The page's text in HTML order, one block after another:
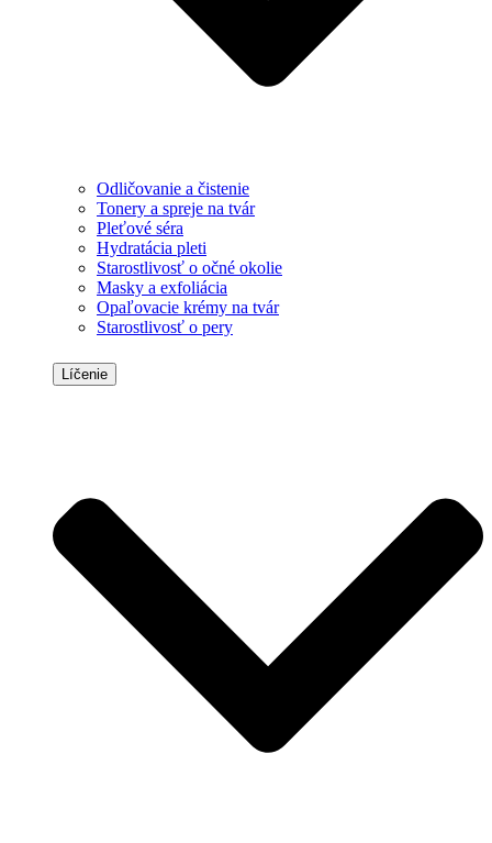
Odličovanie a čistenie
Tonery a spreje na tvár
Pleťové séra
Hydratácia pleti
Starostlivosť o očné okolie
Masky a exfoliácia
Opaľovacie krémy na tvár
Starostlivosť o pery
Líčenie